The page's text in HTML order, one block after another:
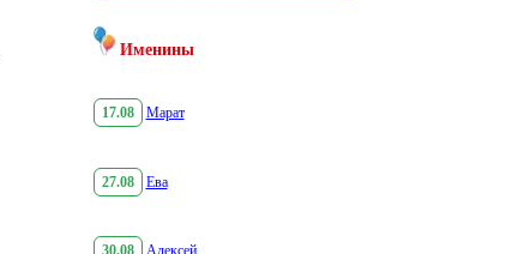
Именины
17.08 Марат
27.08 Ева
30.08 Алексей